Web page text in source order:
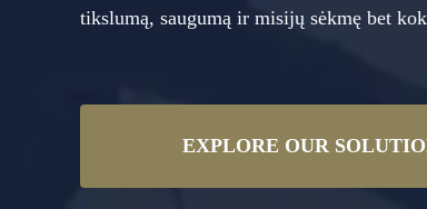
tikslumą, saugumą ir misijų sėkmę bet
EXPLORE OUR